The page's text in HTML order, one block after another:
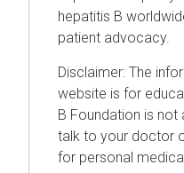
hepatitis B
patient advocacy.
Disclaimer: The
website is for
B Foundation is
talk to your doctor
for personal